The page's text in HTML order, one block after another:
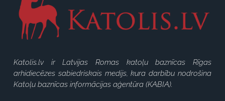
Katolis.lv ir Latvijas Romas katoļu baznīcas Rīgas
arhidiecēzes sabiedriskais medijs, kura darbību nodrošina
Katoļu baznīcas informācijas aģentūra (KABIA).